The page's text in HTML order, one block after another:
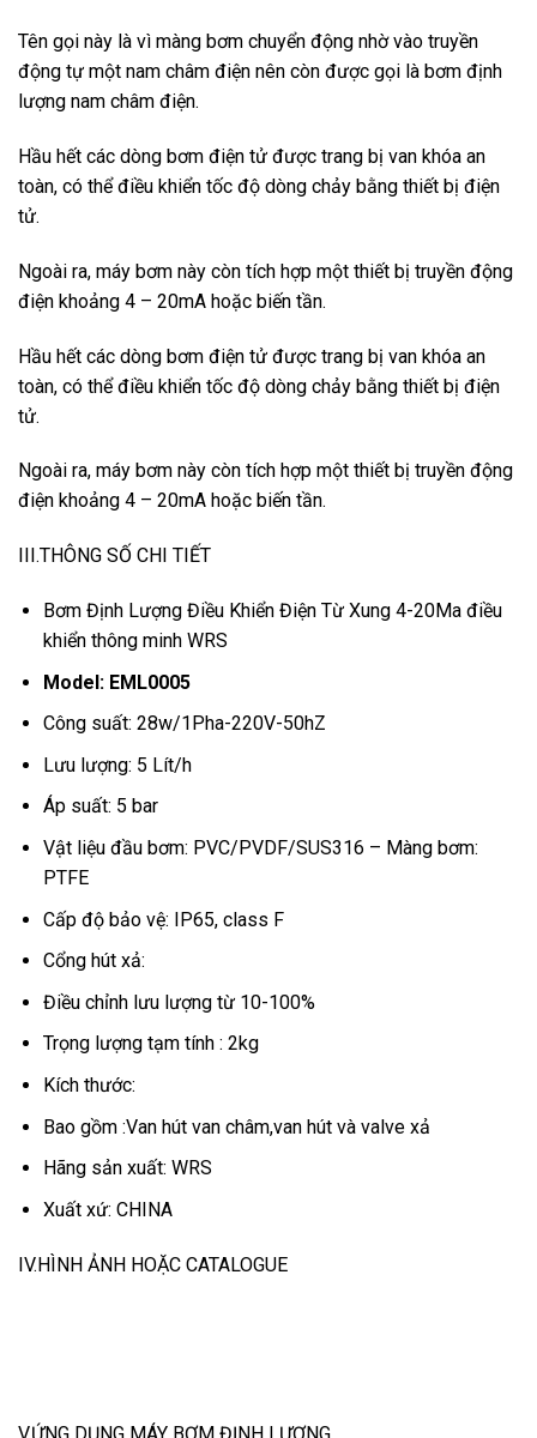
Tên gọi này là vì màng bơm chuyển động nhờ vào truyền
động tự một nam châm điện nên còn được gọi là bơm định
lượng nam châm điện.
Hầu hết các dòng bơm điện tử được trang bị van khóa an
toàn, có thể điều khiển tốc độ dòng chảy bằng thiết bị điện
tử.
Ngoài ra, máy bơm này còn tích hợp một thiết bị truyền động
điện khoảng 4 – 20mA hoặc biến tần.
Hầu hết các dòng bơm điện tử được trang bị van khóa an
toàn, có thể điều khiển tốc độ dòng chảy bằng thiết bị điện
tử.
Ngoài ra, máy bơm này còn tích hợp một thiết bị truyền động
điện khoảng 4 – 20mA hoặc biến tần.
III.THÔNG SỐ CHI TIẾT
Bơm Định Lượng Điều Khiển Điện Từ Xung 4-20Ma điều
khiển thông minh WRS
Model: EML0005
Công suất: 28w/1Pha-220V-50hZ
Lưu lượng: 5 Lít/h
Áp suất: 5 bar
Vật liệu đầu bơm: PVC/PVDF/SUS316 – Màng bơm:
PTFE
Cấp độ bảo vệ: IP65, class F
Cổng hút xả:
Điều chỉnh lưu lượng từ 10-100%
Trọng lượng tạm tính : 2kg
Kích thước:
Bao gồm :Van hút van châm,van hút và valve xả
Hãng sản xuất: WRS
Xuất xứ: CHINA
IV.HÌNH ẢNH HOẶC CATALOGUE